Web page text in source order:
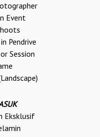
Event
Pendrive
Session
Eksklusif